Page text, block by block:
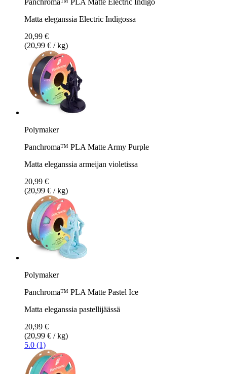
Matta eleganssia Electric Indigossa
20,99 €
(20,99 € / kg)
Polymaker
Panchroma™ PLA Matte Army Purple
Matta eleganssia armeijan violetissa
20,99 €
(20,99 € / kg)
Polymaker
Panchroma™ PLA Matte Pastel Ice
Matta eleganssia pastellijäässä
20,99 €
(20,99 € / kg)
5.0 (1)